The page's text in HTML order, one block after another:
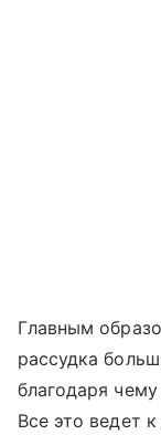
Главным
рассудка
благодаря
Все это ведет